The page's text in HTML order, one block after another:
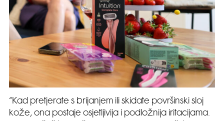
“Kad pretjerate s brijanjem ili skidate površinski sloj
kože, ona postaje osjetljivija i podložnija iritacijama.